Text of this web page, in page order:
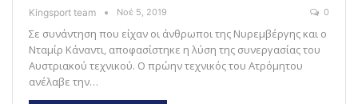
Kingsport team Νοέ 5, 2019 0
Σε συνάντηση που είχαν οι άνθρωποι της Νυρεμβέργης και ο
Νταμίρ Κάναντι, αποφασίστηκε η λύση της συνεργασίας του
Αυστριακού τεχνικού. Ο πρώην τεχνικός του Ατρόμητου
ανέλαβε την…